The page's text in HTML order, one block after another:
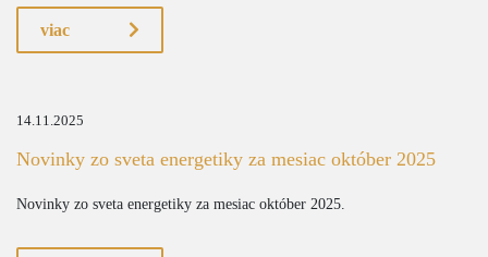
viac
14.11.2025
Novinky zo sveta energetiky za mesiac október 2025
Novinky zo sveta energetiky za mesiac október 2025.